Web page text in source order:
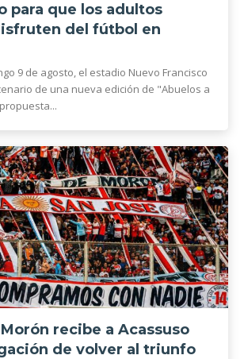
para que los adultos
del fútbol en
9 de agosto, el estadio Nuevo Francisco
de una nueva edición de "Abuelos a
recibe a Acassuso
de volver al triunfo